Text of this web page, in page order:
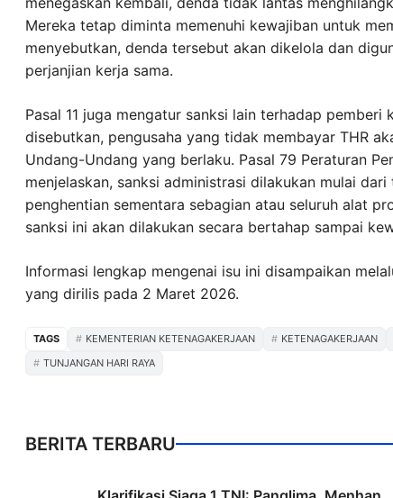
Mereka tetap diminta memenuhi kewajiban untuk
menyebutkan, denda tersebut akan dikelola dan
perjanjian kerja sama.
Pasal 11 juga mengatur sanksi lain terhadap
disebutkan, pengusaha yang tidak membayar THR
Undang-Undang yang berlaku. Pasal 79 Peraturan
menjelaskan, sanksi administrasi dilakukan mulai
penghentian sementara sebagian atau seluruh alat
sanksi ini akan dilakukan secara bertahap sampai
Informasi lengkap mengenai isu ini disampaikan
yang dirilis pada 2 Maret 2026.
TAGS KEMENTERIAN KETENAGAKERJAAN KETENAGAKERJAAN
TUNJANGAN HARI RAYA
BERITA TERBARU